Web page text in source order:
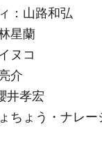
：山路和弘
星蘭
ヌコ
介
井孝宏
ちょう・ナレ